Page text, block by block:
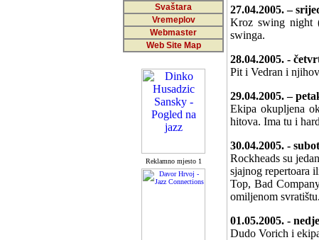
Svaštara
Vremeplov
Webmaster
Web Site Map
Reklamno mjesto 1
27.04.2005. –
Kroz swing night
swinga.
28.04.2005. -
Pit i Vedran i
29.04.2005. –
Ekipa okupljena
hitova. Ima tu i
30.04.2005. -
Rockheads su
sjajnog repertoara
Top, Bad
omiljenom svratištu.
01.05.2005. -
Dudo Vorich i